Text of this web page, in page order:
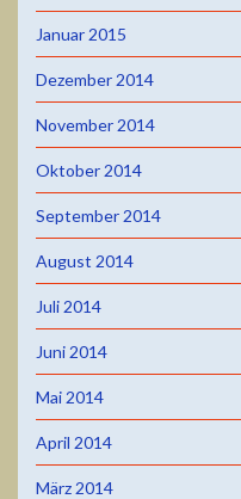
Januar 2015
Dezember 2014
November 2014
Oktober 2014
September 2014
August 2014
Juli 2014
Juni 2014
Mai 2014
April 2014
März 2014